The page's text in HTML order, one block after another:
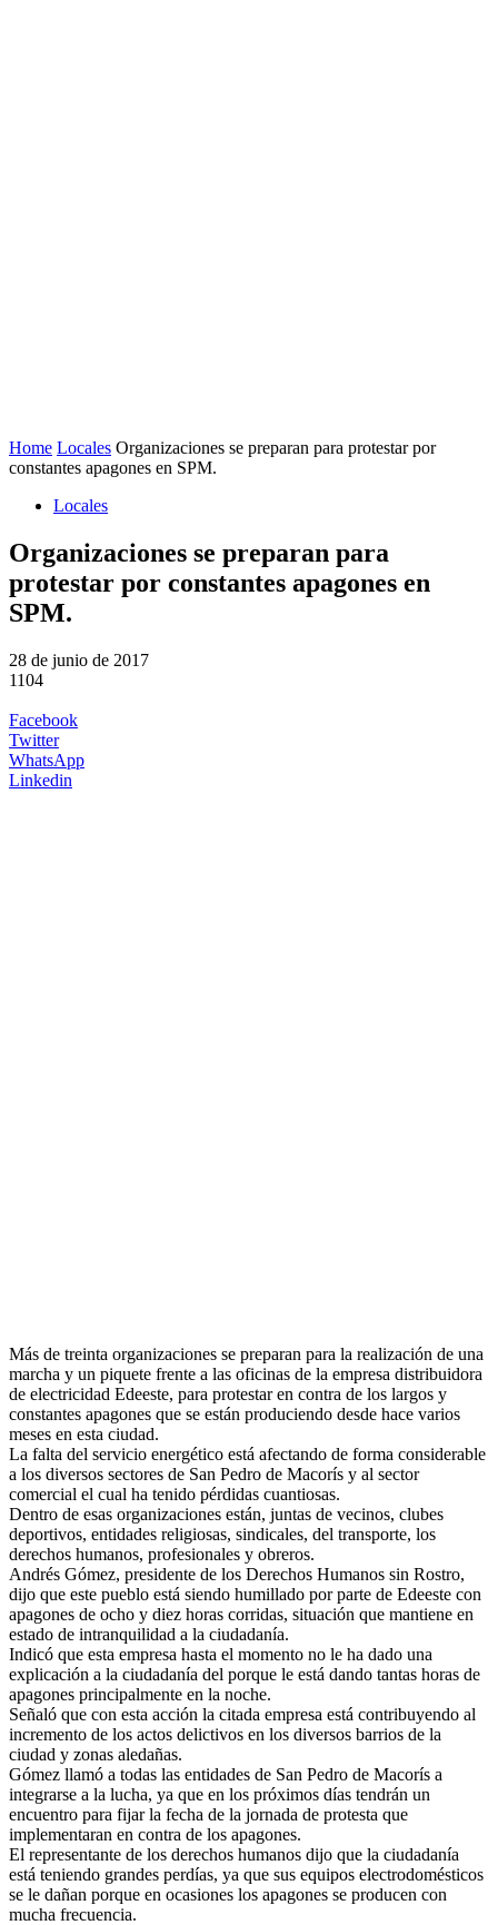
Home Locales Organizaciones se preparan para protestar por
constantes apagones en SPM.
Locales
Organizaciones se preparan para
protestar por constantes apagones en
SPM.
28 de junio de 2017
1104
Facebook
Twitter
WhatsApp
Linkedin
Más de treinta organizaciones se preparan para la realización de una
marcha y un piquete frente a las oficinas de la empresa distribuidora
de electricidad Edeeste, para protestar en contra de los largos y
constantes apagones que se están produciendo desde hace varios
meses en esta ciudad.
La falta del servicio energético está afectando de forma considerable
a los diversos sectores de San Pedro de Macorís y al sector
comercial el cual ha tenido pérdidas cuantiosas.
Dentro de esas organizaciones están, juntas de vecinos, clubes
deportivos, entidades religiosas, sindicales, del transporte, los
derechos humanos, profesionales y obreros.
Andrés Gómez, presidente de los Derechos Humanos sin Rostro,
dijo que este pueblo está siendo humillado por parte de Edeeste con
apagones de ocho y diez horas corridas, situación que mantiene en
estado de intranquilidad a la ciudadanía.
Indicó que esta empresa hasta el momento no le ha dado una
explicación a la ciudadanía del porque le está dando tantas horas de
apagones principalmente en la noche.
Señaló que con esta acción la citada empresa está contribuyendo al
incremento de los actos delictivos en los diversos barrios de la
ciudad y zonas aledañas.
Gómez llamó a todas las entidades de San Pedro de Macorís a
integrarse a la lucha, ya que en los próximos días tendrán un
encuentro para fijar la fecha de la jornada de protesta que
implementaran en contra de los apagones.
El representante de los derechos humanos dijo que la ciudadanía
está teniendo grandes perdías, ya que sus equipos electrodomésticos
se le dañan porque en ocasiones los apagones se producen con
mucha frecuencia.